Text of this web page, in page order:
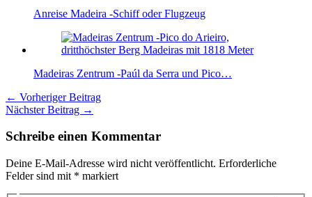
Anreise Madeira -Schiff oder Flugzeug
Madeiras Zentrum -Paúl da Serra und Pico…
← Vorheriger Beitrag
Nächster Beitrag →
Schreibe einen Kommentar
Deine E-Mail-Adresse wird nicht veröffentlicht. Erforderliche
Felder sind mit * markiert